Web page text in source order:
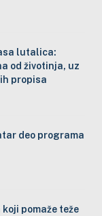
lutalica:
od životinja, uz
propisa
deo programa
koji pomaže teže